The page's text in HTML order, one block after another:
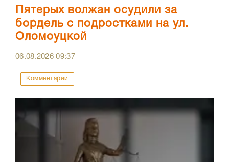
Пятерых волжан осудили за
бордель с подростками на ул.
Оломоуцкой
06.08.202609:37
Комментарии